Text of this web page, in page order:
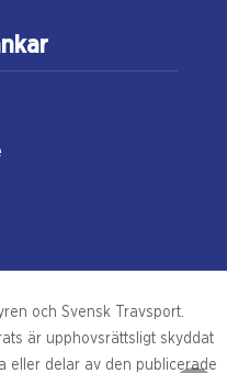
och Svensk Travsport.
är upphovsrättsligt skyddat
eller delar av den publicerade